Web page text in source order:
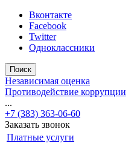
Вконтакте
Facebook
Twitter
Одноклассники
Поиск
Независимая оценка
Противодействие коррупции
...
+7 (383) 363-06-60
Заказать звонок
Платные услуги